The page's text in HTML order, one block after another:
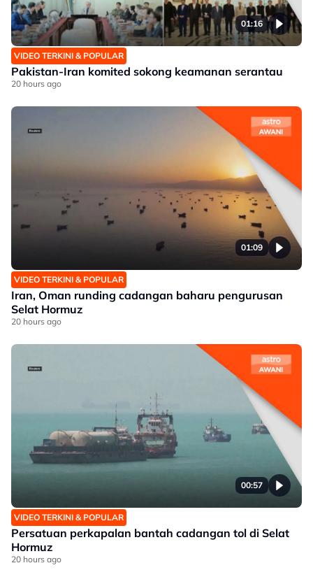
01:16
VIDEO TERKINI & POPULAR
Pakistan-Iran komited sokong keamanan serantau
20 hours ago
01:09
VIDEO TERKINI & POPULAR
Iran, Oman runding cadangan baharu pengurusan
Selat Hormuz
20 hours ago
00:57
VIDEO TERKINI & POPULAR
Persatuan perkapalan bantah cadangan tol di Selat
Hormuz
20 hours ago